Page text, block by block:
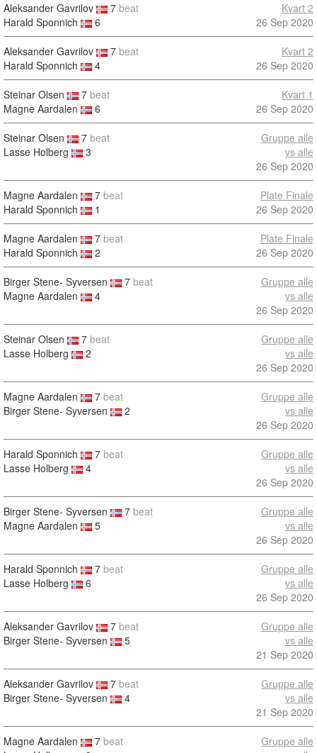
Aleksander Gavrilov 7 beat
Harald Sponnich
6
Kvart 2
26 Sep 2020
Aleksander Gavrilov 7 beat
Harald Sponnich
4
Kvart 2
26 Sep 2020
Steinar Olsen 7 beat
Magne Aardalen
6
Kvart 1
26 Sep 2020
Steinar Olsen 7 beat
Lasse Holberg
3
Gruppe alle
vs alle
26 Sep 2020
Magne Aardalen 7 beat
Harald Sponnich
1
Plate Finale
26 Sep 2020
Magne Aardalen 7 beat
Harald Sponnich
2
Plate Finale
26 Sep 2020
Birger Stene- Syversen 7 beat
Magne Aardalen
4
Gruppe alle
vs alle
26 Sep 2020
Steinar Olsen 7 beat
Lasse Holberg
2
Gruppe alle
vs alle
26 Sep 2020
Magne Aardalen 7 beat
Birger Stene- Syversen
2
Gruppe alle
vs alle
26 Sep 2020
Harald Sponnich 7 beat
Lasse Holberg
4
Gruppe alle
vs alle
26 Sep 2020
Birger Stene- Syversen 7 beat
Magne Aardalen
5
Gruppe alle
vs alle
26 Sep 2020
Harald Sponnich 7 beat
Lasse Holberg
6
Gruppe alle
vs alle
26 Sep 2020
Aleksander Gavrilov 7 beat
Birger Stene- Syversen
5
Gruppe alle
vs alle
21 Sep 2020
Aleksander Gavrilov 7 beat
Birger Stene- Syversen
4
Gruppe alle
vs alle
21 Sep 2020
Magne Aardalen 7 beat
Gruppe alle